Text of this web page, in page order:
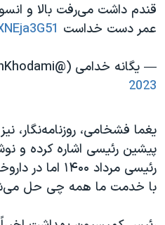
قندم داشت می‌رفت بالا و
عمر دست خداست
— یگانه خدامی (@YeganehKhodami)
2023
یغما فشخامی،‌ روزنامه‌نگار،
پیشین رئیسی اشاره کرده و
رئیسی مرداد
با خدمت ما همه چی حل